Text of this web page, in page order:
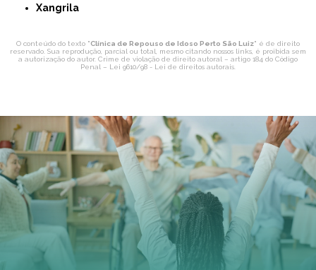
Xangrila
O conteúdo do texto "Clínica de Repouso de Idoso Perto São Luiz" é de direito
reservado. Sua reprodução, parcial ou total, mesmo citando nossos links, é proibida sem
a autorização do autor. Crime de violação de direito autoral – artigo 184 do Código
Penal – Lei 9610/98 - Lei de direitos autorais